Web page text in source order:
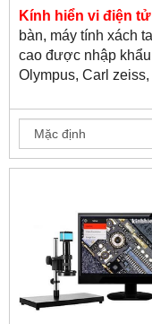
Kính hiển vi điện
bàn, máy tính xách
cao được nhập
Olympus, Carl zeiss,